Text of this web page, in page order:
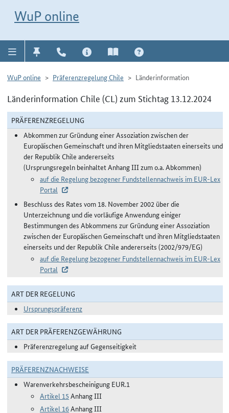
WuP online
WuP online Präferenzregelung Chile Länderinformation
Länderinformation Chile (CL) zum Stichtag 13.12.2024
PRÄFERENZREGELUNG
Abkommen zur Gründung einer Assoziation zwischen der
Europäischen Gemeinschaft und ihren Mitgliedstaaten einerseits und
der Republik Chile andererseits
(Ursprungsregeln beinhaltet Anhang III zum o.a. Abkommen)
auf die Regelung bezogener Fundstellennachweis im EUR-Lex
Portal
Beschluss des Rates vom 18. November 2002 über die
Unterzeichnung und die vorläufige Anwendung einiger
Bestimmungen des Abkommens zur Gründung einer Assoziation
zwischen der Europäischen Gemeinschaft und ihren Mitgliedstaaten
einerseits und der Republik Chile andererseits (2002/979/EG)
auf die Regelung bezogener Fundstellennachweis im EUR-Lex
Portal
ART DER REGELUNG
Ursprungspräferenz
ART DER PRÄFERENZGEWÄHRUNG
Präferenzregelung auf Gegenseitigkeit
PRÄFERENZNACHWEISE
Warenverkehrsbescheinigung EUR.1
Artikel 15 Anhang III
Artikel 16Anhang III